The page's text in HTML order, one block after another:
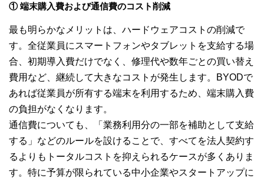
① 端末購入費および通信費のコスト削減
最も明らかなメリットは、ハードウェアコストの削減で
す。全従業員にスマートフォンやタブレットを支給する場
合、初期導入費だけでなく、修理代や数年ごとの買い替え
費用など、継続して大きなコストが発生します。BYODで
あれば従業員が所有する端末を利用するため、端末購入費
の負担がなくなります。
通信費についても、「業務利用分の一部を補助として支給
する」などのルールを設けることで、すべてを法人契約す
るよりもトータルコストを抑えられるケースが多くありま
す。特に予算が限られている中小企業やスタートアップに